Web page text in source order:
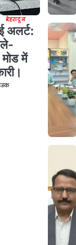
देहरादून
अलर्ट:
में